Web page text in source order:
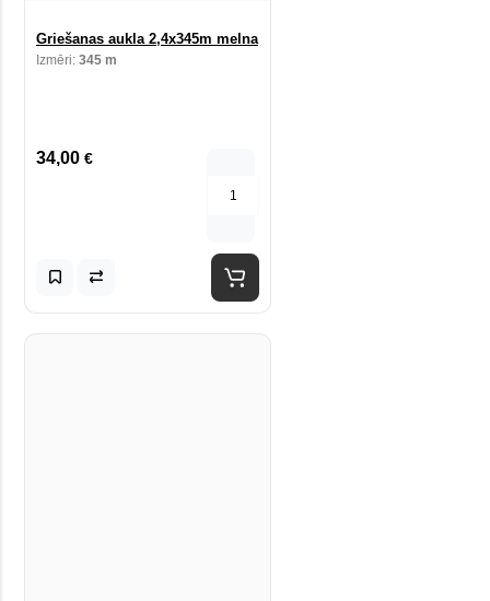
Griešanas aukla 2,4x345m melna
Izmēri: 345 m
34,00 €